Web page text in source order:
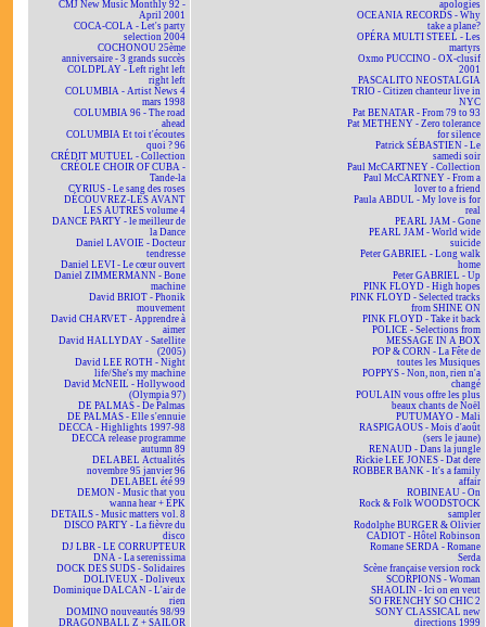
CMJ New Music Monthly 92 -
April 2001
COCA-COLA - Let's party
selection 2004
COCHONOU 25ème
anniversaire - 3 grands succès
COLDPLAY - Left right left
right left
COLUMBIA - Artist News 4
mars 1998
COLUMBIA 96 - The road
ahead
COLUMBIA Et toi t'écoutes
quoi ? 96
CRÉDIT MUTUEL - Collection
CRÉOLE CHOIR OF CUBA -
Tande-la
CYRIUS - Le sang des roses
DÉCOUVREZ-LES AVANT
LES AUTRES volume 4
DANCE PARTY - le meilleur de
la Dance
Daniel LAVOIE - Docteur
tendresse
Daniel LEVI - Le cœur ouvert
Daniel ZIMMERMANN - Bone
machine
David BRIOT - Phonik
mouvement
David CHARVET - Apprendre à
aimer
David HALLYDAY - Satellite
(2005)
David LEE ROTH - Night
life/She's my machine
David McNEIL - Hollywood
(Olympia 97)
DE PALMAS - De Palmas
DE PALMAS - Elle s'ennuie
DECCA - Highlights 1997-98
DECCA release programme
autumn 89
DELABEL Actualités
novembre 95 janvier 96
DELABEL été 99
DEMON - Music that you
wanna hear + EPK
DETAILS - Music matters vol. 8
DISCO PARTY - La fièvre du
disco
DJ LBR - LE CORRUPTEUR
DNA - La serenissima
DOCK DES SUDS - Solidaires
DOLIVEUX - Doliveux
Dominique DALCAN - L'air de
rien
DOMINO nouveautés 98/99
DRAGONBALL Z + SAILOR
apologies
OCEANIA RECORDS - Why
take a plane?
OPÉRA MULTI STEEL - Les
martyrs
Oxmo PUCCINO - OX-clusif
2001
PASCALITO NEOSTALGIA
TRIO - Citizen chanteur live in
NYC
Pat BENATAR - From 79 to 93
Pat METHENY - Zero tolerance
for silence
Patrick SÉBASTIEN - Le
samedi soir
Paul McCARTNEY - Collection
Paul McCARTNEY - From a
lover to a friend
Paula ABDUL - My love is for
real
PEARL JAM - Gone
PEARL JAM - World wide
suicide
Peter GABRIEL - Long walk
home
Peter GABRIEL - Up
PINK FLOYD - High hopes
PINK FLOYD - Selected tracks
from SHINE ON
PINK FLOYD - Take it back
POLICE - Selections from
MESSAGE IN A BOX
POP & CORN - La Fête de
toutes les Musiques
POPPYS - Non, non, rien n'a
changé
POULAIN vous offre les plus
beaux chants de Noël
PUTUMAYO - Mali
RASPIGAOUS - Mois d'août
(sers le jaune)
RENAUD - Dans la jungle
Rickie LEE JONES - Dat dere
ROBBER BANK - It's a family
affair
ROBINEAU - On
Rock & Folk WOODSTOCK
sampler
Rodolphe BURGER & Olivier
CADIOT - Hôtel Robinson
Romane SERDA - Romane
Serda
Scène française version rock
SCORPIONS - Woman
SHAOLIN - Ici on en veut
SO FRENCHY SO CHIC 2
SONY CLASSICAL new
directions 1999